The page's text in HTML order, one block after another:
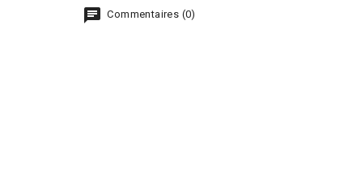
Commentaires (0)